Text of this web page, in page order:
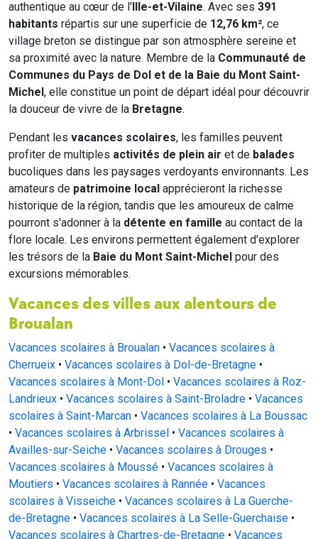
authentique au cœur de l'Ille-et-Vilaine. Avec ses 391
habitants répartis sur une superficie de 12,76 km², ce
village breton se distingue par son atmosphère sereine et
sa proximité avec la nature. Membre de la Communauté de
Communes du Pays de Dol et de la Baie du Mont Saint-
Michel, elle constitue un point de départ idéal pour découvrir
la douceur de vivre de la Bretagne.
Pendant les vacances scolaires, les familles peuvent
profiter de multiples activités de plein air et de balades
bucoliques dans les paysages verdoyants environnants. Les
amateurs de patrimoine local apprécieront la richesse
historique de la région, tandis que les amoureux de calme
pourront s'adonner à la détente en famille au contact de la
flore locale. Les environs permettent également d'explorer
les trésors de la Baie du Mont Saint-Michel pour des
excursions mémorables.
Vacances des villes aux alentours de
Broualan
Vacances scolaires à Broualan • Vacances scolaires à
Cherrueix • Vacances scolaires à Dol-de-Bretagne •
Vacances scolaires à Mont-Dol • Vacances scolaires à Roz-
Landrieux • Vacances scolaires à Saint-Broladre • Vacances
scolaires à Saint-Marcan • Vacances scolaires à La Boussac
• Vacances scolaires à Arbrissel • Vacances scolaires à
Availles-sur-Seiche • Vacances scolaires à Drouges •
Vacances scolaires à Moussé • Vacances scolaires à
Moutiers • Vacances scolaires à Rannée • Vacances
scolaires à Visseiche • Vacances scolaires à La Guerche-
de-Bretagne • Vacances scolaires à La Selle-Guerchaise •
Vacances scolaires à Chartres-de-Bretagne • Vacances